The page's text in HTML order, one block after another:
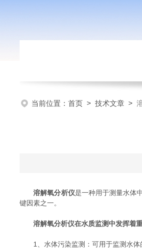
当前位置： 首页 > 技术文章 >
溶解氧分析仪是一种用于测量水体
键因素之一。
溶解氧分析仪在水质监测中发挥着
1、水体污染监测：可用于监测水体